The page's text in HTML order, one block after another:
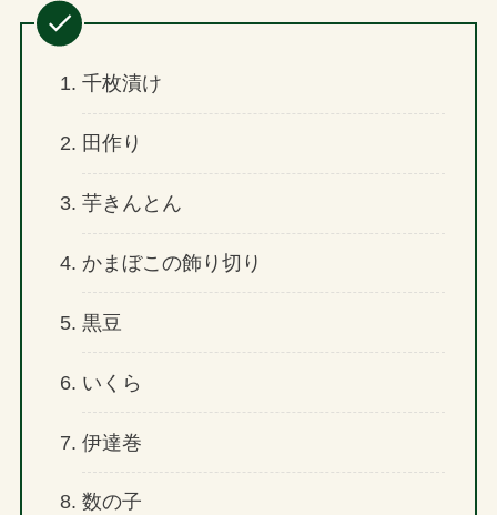
千枚漬け
田作り
芋きんとん
かまぼこの飾り切り
黒豆
いくら
伊達巻
数の子